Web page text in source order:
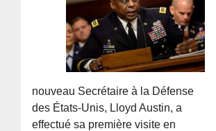
nouveau Secrétaire à la Défense
des États-Unis, Lloyd Austin, a
effectué sa première visite en